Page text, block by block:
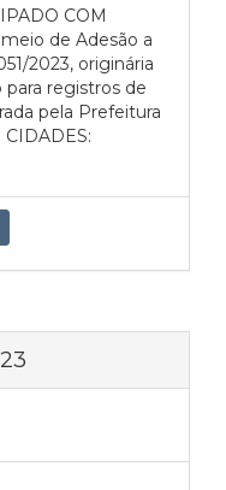
COM
de Adesão a
2023, originária
registros de
pela Prefeitura